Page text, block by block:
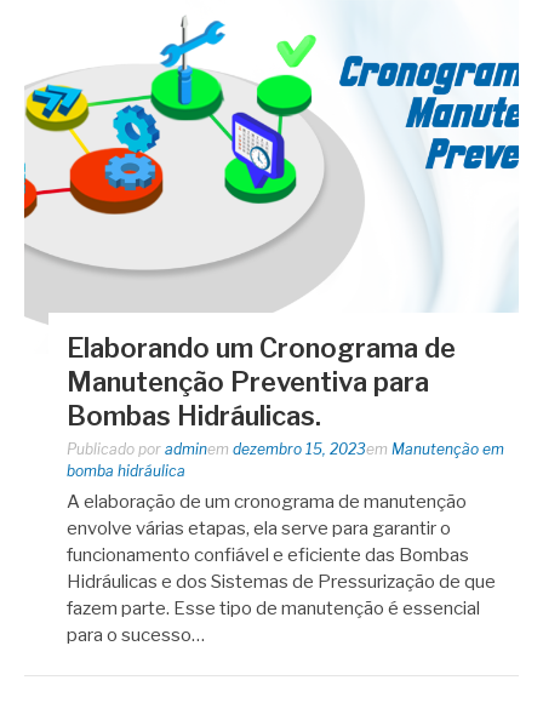
Elaborando um Cronograma de
Manutenção Preventiva para
Bombas Hidráulicas.
Publicado por adminem dezembro 15, 2023em Manutenção em
bomba hidráulica
A elaboração de um cronograma de manutenção
envolve várias etapas, ela serve para garantir o
funcionamento confiável e eficiente das Bombas
Hidráulicas e dos Sistemas de Pressurização de que
fazem parte. Esse tipo de manutenção é essencial
para o sucesso…